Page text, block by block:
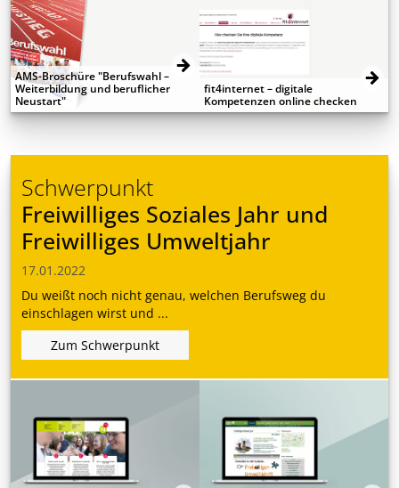
AMS-Broschüre "Berufswahl –
Weiterbildung und beruflicher
Neustart"
fit4internet – digitale
Kompetenzen online checken
Schwerpunkt
Freiwilliges Soziales Jahr und
Freiwilliges Umweltjahr
17.01.2022
Du weißt noch nicht genau, welchen Berufsweg du
einschlagen wirst und ...
Zum Schwerpunkt